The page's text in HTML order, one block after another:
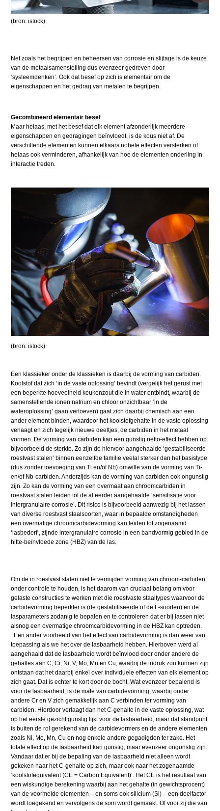
(bron: istock)
Net zoals het begrijpen en beheersen van corrosie en slijtage is de keuze
van de metaalsamenstelling dus evenzeer gedreven door
‘systeemdenken’. Ook dat besef op zich is elementair om de
eigenschappen en het gedrag van metalen te begrijpen.
Gecombineerd elementair besef
Maar helaas, met het besef dat elk element afzonderlijk meerdere
eigenschappen en gedragingen beïnvloedt, is de kous niet af. De
verschillende elementen kunnen elkaars nobele effecten versterken of
helaas ook verminderen, afhankelijk van hoe de elementen onderling in
interactie treden.
(bron: istock)
Een klassieker onder de klassieken is daarbij de vorming van carbiden.
Koolstof dat zich ‘in de vaste oplossing’ bevindt (vergelijk het gerust met
een beperkte hoeveelheid keukenzout die in water ontbindt, waarbij de
samenstellende ionen natrium en chloor onzichtbaar ‘in de
wateroplossing’ gaan vertoeven) gaat zich daarbij chemisch aan een
ander element binden, waardoor het koolstofgehalte in de vaste oplossing
verlaagt en zich tegelijk nieuwe deeltjes, de carbiden in het metaal
vormen. De vorming van carbiden kan een gunstig netto-effect hebben op
bijvoorbeeld de sterkte. Zo zijn de hiervoor aangehaalde ‘gestabiliseerde
roestvast stalen’ binnen eenzelfde familie veelal sterker dan het basistype
(dus zonder toevoeging van Ti en/of Nb) omwille van de vorming van Ti-
en/of Nb-carbiden. Anderzijds kan de vorming van carbiden ook ongunstig
zijn. Zo kan de vorming van een overmaat aan chroomcarbiden in
roestvast stalen leiden tot de al eerder aangehaalde ‘sensitisatie voor
intergranulaire corrosie’. Dit risico is bijvoorbeeld aanwezig bij het lassen
van diverse roestvast staalsoorten, waar in bepaalde omstandigheden
een overmatige chroomcarbidevorming kan leiden tot zogenaamd
‘lasbederf’, zijnde intergranulaire corrosie in een bandvormig gebied in de
hitte-beïnvloede zone (HBZ) van de las.
Om de in roestvast stalen niet te vermijden vorming van chroom-carbiden
onder controle te houden, is het daarom van cruciaal belang om voor
gelaste constructies te werken met die roestvaste staaltypes waarvoor de
carbidevorming beperkter is (de gestabiliseerde of de L-soorten) en de
lasparameters zodanig te bepalen en te controleren dat er bij lassen niet
alsnog een overmatige chroomcarbidevorming in de HBZ kan optreden.
Een ander voorbeeld van het effect van carbidevorming is dan weer van
toepassing als we het over de lasbaarheid hebben. Hierboven werd al
aangehaald dat de lasbaarheid wordt beïnvloed door onder andere de
gehaltes aan C, Cr, Ni, V, Mo, Mn en Cu, waarbij de indruk zou kunnen zijn
ontstaan dat het daarbij enkel over individuele effecten van elk element op
zich gaat. Dat is echter te kort door de bocht. Wat evenzeer bepalend is
voor de lasbaarheid, is de mate van carbidevorming, waarbij onder
andere Cr en V zich gemakkelijk aan C verbinden ter vorming van
carbiden. Hierdoor verlaagt dan het C-gehalte in de vaste oplossing, wat
op het eerste gezicht gunstig lijkt voor de lasbaarheid, maar dat standpunt
is buiten de rol gerekend van de carbidevormers en de andere elementen
zoals Ni, Mo, Mn, Cu en nog enkele andere gegadigden ter zake. Het
totale effect op de lasbaarheid kan gunstig, maar evenzeer ongunstig zijn.
Vandaar dat er bij de bepaling van de lasbaarheid niet alleen wordt
gekeken naar het C-gehalte op zich, maar ook naar het zogenaamde
‘koolstofequivalent (CE = Carbon Equivalent)’. Het CE is het resultaat van
een wiskundige berekening waarbij aan het gehalte (in gewichtsprocent)
van de voormelde elementen – en soms ook silicium (Si) – een deelfactor
wordt toegekend en vervolgens de som wordt gemaakt. Of voor zij die van